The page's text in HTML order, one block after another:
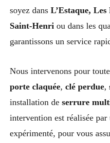
soyez dans L’Estaque,
Saint-Henri ou dans les
garantissons un service
Nous intervenons pour
porte claquée, clé perdue,
installation de serrure
intervention est réalisée par
expérimenté, pour vous